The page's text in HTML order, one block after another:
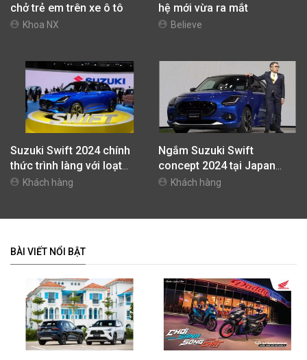
chở trẻ em trên xe ô tô
Khoa NX
hệ mới vừa ra mắt
Believe
Suzuki Swift 2024 chính
thức trình làng với loạt
trang bị mới
Khách hàng
Ngắm Suzuki Swift
concept 2024 tại Japan
Mobility Show
Khách hàng
BÀI VIẾT NỔI BẬT